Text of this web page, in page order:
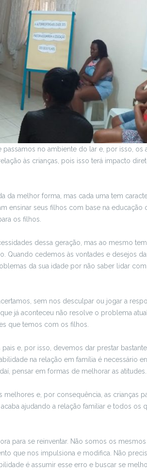
no ambiente do lar e, por isso, os
às crianças, pois isso terá impacto
da melhor forma, mas cada uma tem
ensinar seus filhos com base na educação
os filhos.
dessa geração, mas ao mesmo
cedemos às vontades e desejos
da sua idade por não saber lidar com
sem nos desculpar ou jogar a
já aconteceu não resolve o problema
que temos com os filhos.
e, por isso, devemos dar prestar
na relação em família é necessário
pensar em formas de melhorar as atitudes.
e, por consequência, as crianças
ajudando a relação familiar e todos os
para se reinventar. Não somos os
que nos impulsiona e modifica. Não
é assumir esse erro e buscar se